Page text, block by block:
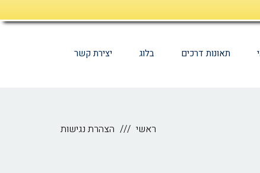
תאונות דרכים בלוג יצירת קשר
ראשי הצהרת נגישות